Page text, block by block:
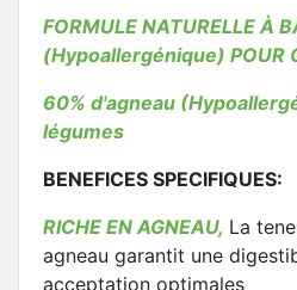
FORMULE NATURELLE À
(Hypoallergénique) POUR
60% d'agneau
légumes
BENEFICES SPECIFIQUES:
RICHE EN AGNEAU, La
agneau garantit une
acceptation optimales